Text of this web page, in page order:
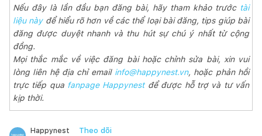
Nếu đây là lần đầu bạn đăng bài, hãy tham khảo trướctài
liệu nàyđể hiểu rõ hơn về các thể loại bài đăng, tips giúp bài
đăng được duyệt nhanh và thu hút sự chú ý nhất từ cộng
đồng.
Mọi thắc mắc về việc đăng bài hoặc chỉnh sửa bài, xin vui
lòng liên hệ địa chỉ email info@happynest.vn, hoặc phản hồi
trực tiếp qua fanpage Happynestđể được hỗ trợ và tư vấn
kịp thời.
Happynest Theo dõi